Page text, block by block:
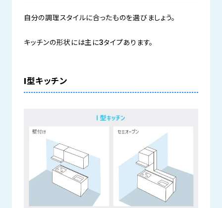
自分の調理スタイルに合ったものを選びましょう。
キッチンの形状には主に3タイプあります。
I型キッチン